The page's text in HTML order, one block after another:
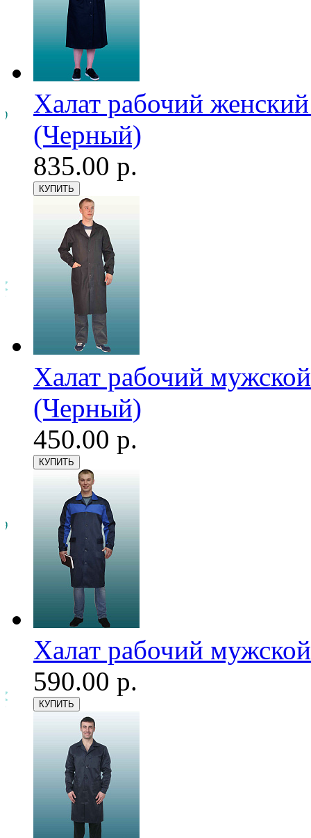
Халат рабочий
(Черный)
835.00 р.
Халат рабочий
(Черный)
450.00 р.
Халат рабочий
590.00 р.